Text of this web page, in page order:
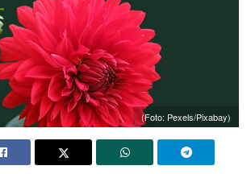
(Foto: Pexels/Pixabay)